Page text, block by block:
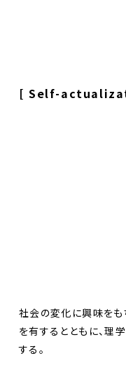
[ Self-
社会の変化に興味をも
を有するとともに、理
する。